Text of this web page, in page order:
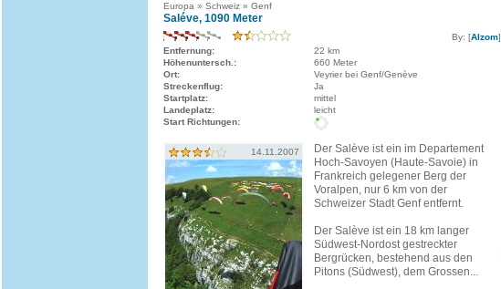
Europa » Schweiz » Genf
Saléve, 1090 Meter
By: [Alzom]
Entfernung:
22 km
Höhenuntersch.:
660 Meter
Ort:
Veyrier bei Genf/Genève
Streckenflug:
Ja
Startplatz:
mittel
Landeplatz:
leicht
Start Richtungen:
14.11.2007
Der Salève ist ein im Departement
Hoch-Savoyen (Haute-Savoie) in
Frankreich gelegener Berg der
Voralpen, nur 6 km von der
Schweizer Stadt Genf entfernt.
Der Salève ist ein 18 km langer
Südwest-Nordost gestreckter
Bergrücken, bestehend aus den
Pitons (Südwest), dem Grossen...